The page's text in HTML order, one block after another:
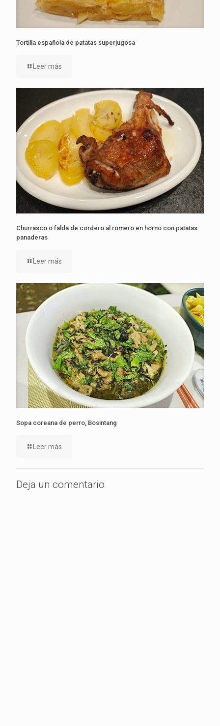
Tortilla española de patatas superjugosa
Leer más
Churrasco o falda de cordero al romero en horno con patatas
panaderas
Leer más
Sopa coreana de perro, Bosintang
Leer más
Deja un comentario